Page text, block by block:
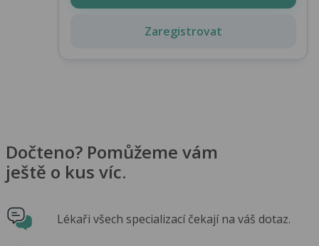
Zaregistrovat
Dočteno? Pomůžeme vám
ještě o kus víc.
Lékaři všech specializací čekají na váš dotaz.